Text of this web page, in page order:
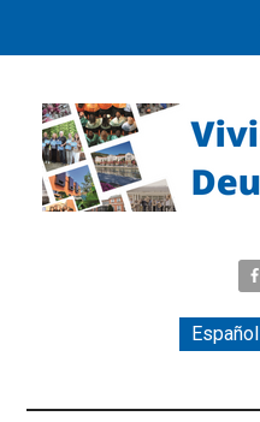
Español